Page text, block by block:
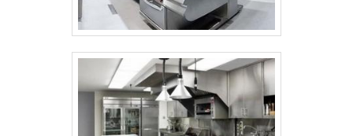
soluções inovadoras e dispõe itens de
primeira linha!